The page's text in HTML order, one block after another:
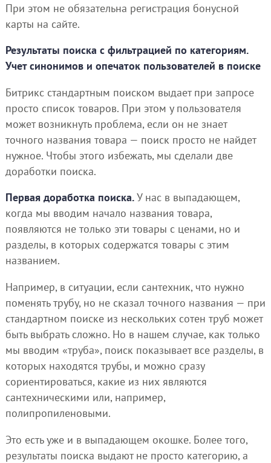
При этом не обязательна регистрация бонусной
карты на сайте.
Результаты поиска с фильтрацией по категориям.
Учет синонимов и опечаток пользователей в поиске
Битрикс стандартным поиском выдает при запросе
просто список товаров. При этом у пользователя
может возникнуть проблема, если он не знает
точного названия товара — поиск просто не найдет
нужное. Чтобы этого избежать, мы сделали две
доработки поиска.
Первая доработка поиска.У нас в выпадающем,
когда мы вводим начало названия товара,
появляются не только эти товары с ценами, но и
разделы, в которых содержатся товары с этим
названием.
Например, в ситуации, если сантехник, что нужно
поменять трубу, но не сказал точного названия — при
стандартном поиске из нескольких сотен труб может
быть выбрать сложно. Но в нашем случае, как только
мы вводим «труба», поиск показывает все разделы, в
которых находятся трубы, и можно сразу
сориентироваться, какие из них являются
сантехническими или, например,
полипропиленовыми.
Это есть уже и в выпадающем окошке. Более того,
результаты поиска выдают не просто категорию, а